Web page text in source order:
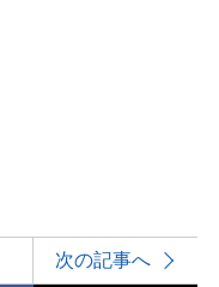
次の記事へ